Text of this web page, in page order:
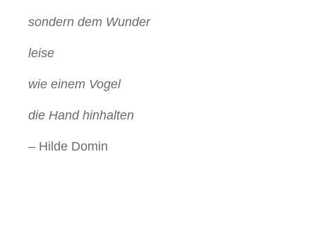
sondern dem Wunder
leise
wie einem Vogel
die Hand hinhalten
– Hilde Domin